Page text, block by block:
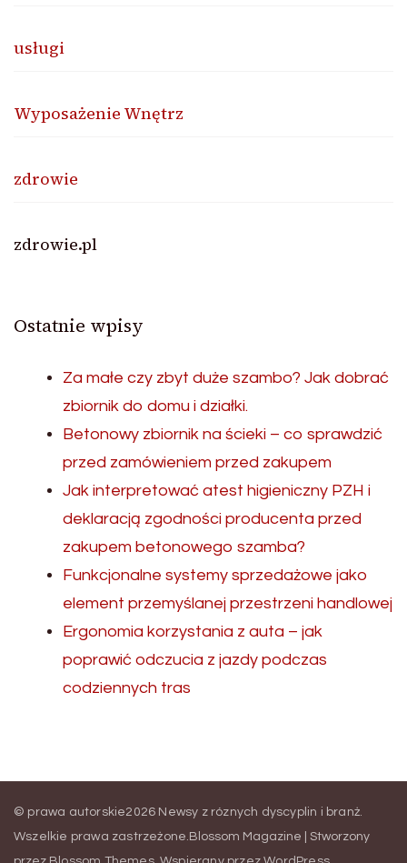
usługi
Wyposażenie Wnętrz
zdrowie
zdrowie.pl
Ostatnie wpisy
Za małe czy zbyt duże szambo? Jak dobrać
zbiornik do domu i działki.
Betonowy zbiornik na ścieki – co sprawdzić
przed zamówieniem przed zakupem
Jak interpretować atest higieniczny PZH i
deklaracją zgodności producenta przed
zakupem betonowego szamba?
Funkcjonalne systemy sprzedażowe jako
element przemyślanej przestrzeni handlowej
Ergonomia korzystania z auta – jak
poprawić odczucia z jazdy podczas
codziennych tras
© prawa autorskie2026 Newsy z róznych dyscyplin i branż.
Wszelkie prawa zastrzeżone.Blossom Magazine | Stworzony